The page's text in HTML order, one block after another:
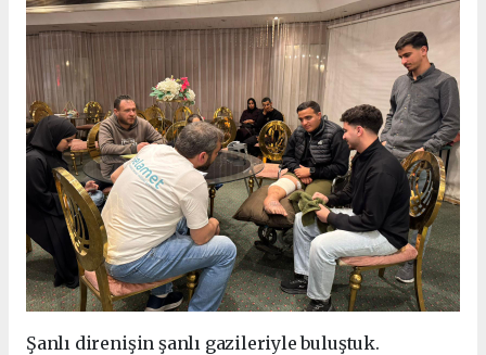
Şanlı direnişin şanlı gazileriyle buluştuk.